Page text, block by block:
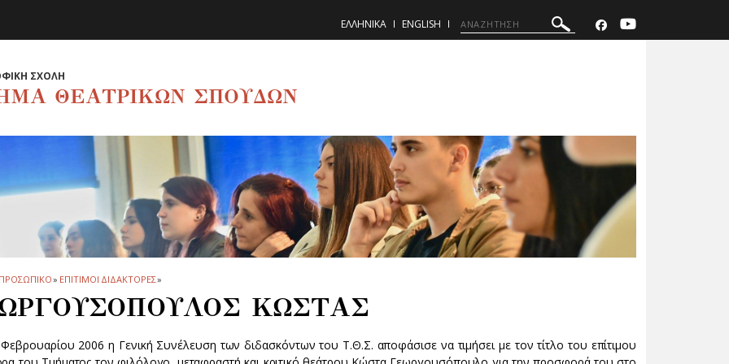
ΕΛΛΗΝΙΚΑ ENGLISH
ΣΧΟΛΗ
ΘΕΑΤΡΙΚΩΝ ΣΠΟΥΔΩΝ
ΠΡΟΣΩΠΙΚΟ» ΕΠΙΤΙΜΟΙ ΔΙΔΑΚΤΟΡΕΣ»
ΚΩΣΤΑΣ
Φεβρουαρίου 2006 η Γενική Συνέλευση των διδασκόντων του Τ.Θ.Σ. αποφάσισε να τιμήσει με τον τίτλο του επίτιμου